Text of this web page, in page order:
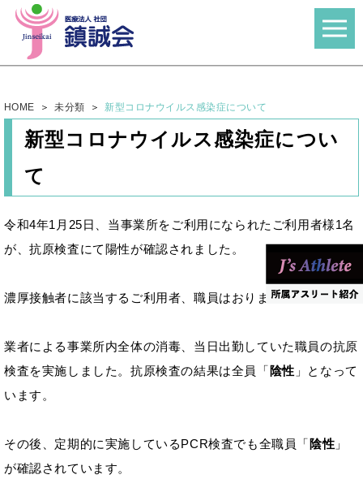
HOME 未分類 新型コロナウイルス感染症について
新型コロナウイルス感染症につい
て
令和4年1月25日、当事業所をご利用になられたご利用者様1名
が、抗原検査にて陽性が確認されました。
濃厚接触者に該当するご利用者、職員はおりません。
業者による事業所内全体の消毒、当日出勤していた職員の抗原
検査を実施しました。抗原検査の結果は全員「 陰性 」となって
います。
その後、定期的に実施しているPCR検査でも全職員「 陰性 」
が確認されています。